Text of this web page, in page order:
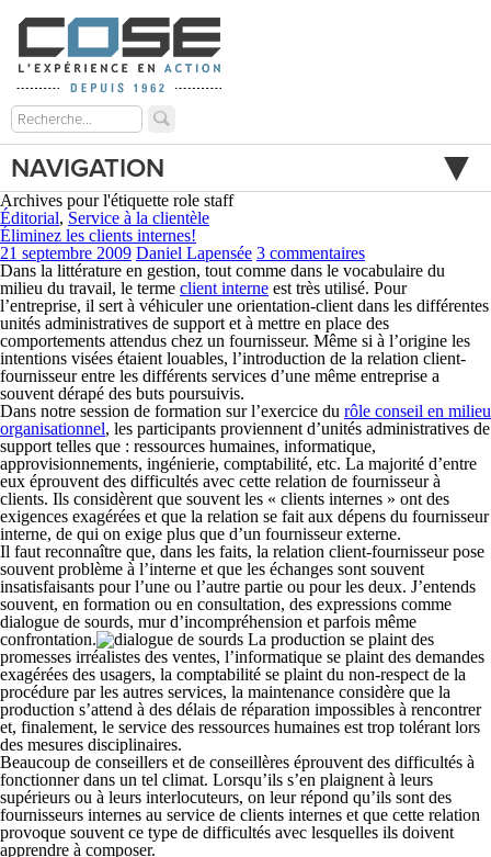
NAVIGATION
Archives pour l'étiquette role staff
Éditorial, Service à la clientèle
Éliminez les clients internes!
21 septembre 2009 Daniel Lapensée 3 commentaires
Dans la littérature en gestion, tout comme dans le vocabulaire du
milieu du travail, le terme client interne est très utilisé. Pour
l’entreprise, il sert à véhiculer une orientation-client dans les différentes
unités administratives de support et à mettre en place des
comportements attendus chez un fournisseur. Même si à l’origine les
intentions visées étaient louables, l’introduction de la relation client-
fournisseur entre les différents services d’une même entreprise a
souvent dérapé des buts poursuivis.
Dans notre session de formation sur l’exercice du rôle conseil en milieu
organisationnel, les participants proviennent d’unités administratives de
support telles que : ressources humaines, informatique,
approvisionnements, ingénierie, comptabilité, etc. La majorité d’entre
eux éprouvent des difficultés avec cette relation de fournisseur à
clients. Ils considèrent que souvent les « clients internes » ont des
exigences exagérées et que la relation se fait aux dépens du fournisseur
interne, de qui on exige plus que d’un fournisseur externe.
Il faut reconnaître que, dans les faits, la relation client-fournisseur pose
souvent problème à l’interne et que les échanges sont souvent
insatisfaisants pour l’une ou l’autre partie ou pour les deux. J’entends
souvent, en formation ou en consultation, des expressions comme
dialogue de sourds, mur d’incompréhension et parfois même
confrontation.
La production se plaint des
promesses irréalistes des ventes, l’informatique se plaint des demandes
exagérées des usagers, la comptabilité se plaint du non-respect de la
procédure par les autres services, la maintenance considère que la
production s’attend à des délais de réparation impossibles à rencontrer
et, finalement, le service des ressources humaines est trop tolérant lors
des mesures disciplinaires.
Beaucoup de conseillers et de conseillères éprouvent des difficultés à
fonctionner dans un tel climat. Lorsqu’ils s’en plaignent à leurs
supérieurs ou à leurs interlocuteurs, on leur répond qu’ils sont des
fournisseurs internes au service de clients internes et que cette relation
provoque souvent ce type de difficultés avec lesquelles ils doivent
apprendre à composer.